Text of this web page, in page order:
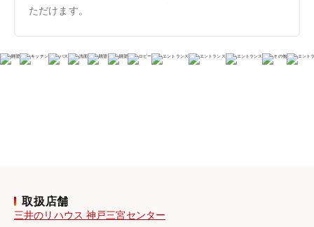
ただけます。
取扱店舗
三井のリハウス 神戸三宮センター